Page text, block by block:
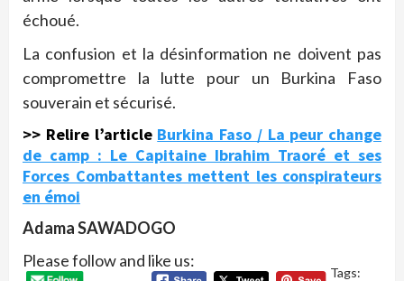
échoué.
La confusion et la désinformation ne doivent pas
compromettre la lutte pour un Burkina Faso
souverain et sécurisé.
>> Relire l’article Burkina Faso / La peur change
de camp : Le Capitaine Ibrahim Traoré et ses
Forces Combattantes mettent les conspirateurs
en émoi
Adama SAWADOGO
Please follow and like us:
Tags: